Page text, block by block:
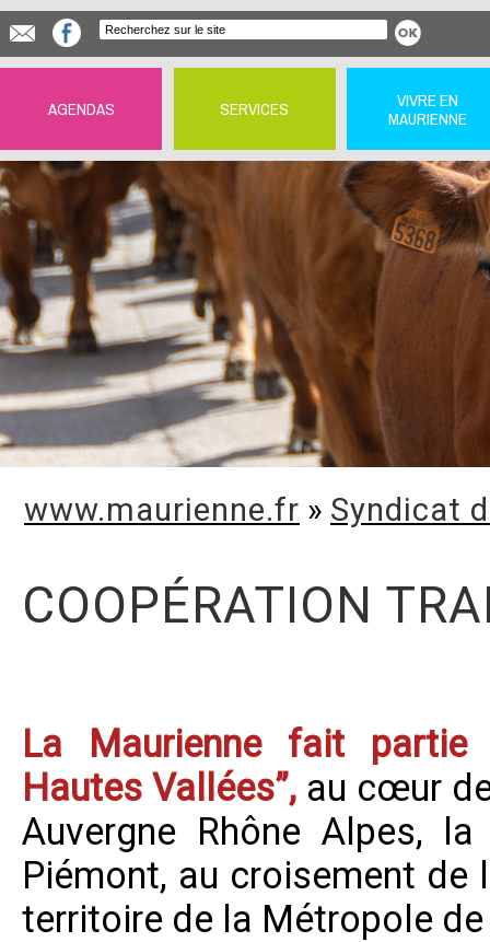
AGENDAS SERVICES
VIVRE EN
MAURIENNE
www.maurienne.fr » Syndicat
COOPÉRATION
La Maurienne fait partie
Hautes Vallées”, au cœur
Auvergne Rhône Alpes,
Piémont, au croisement
territoire de la Métropole de